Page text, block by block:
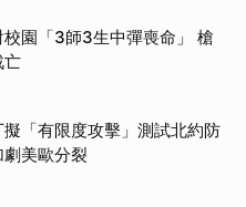
園「3師3生中彈喪命」 槍
亡
「有限度攻擊」測試北約防
美歐分裂